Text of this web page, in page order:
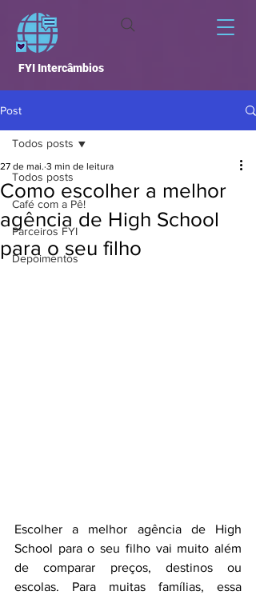
FYI Intercâmbios
Post
Todos posts
Café com a Pê!
Parceiros FYI
Depoimentos
Todos posts
Como escolher a melhor
agência de High School
para o seu filho
27 de mai. 3 min de leitura
Escolher a melhor agência de High
School para o seu filho vai muito além
de comparar preços, destinos ou
escolas. Para muitas famílias, essa